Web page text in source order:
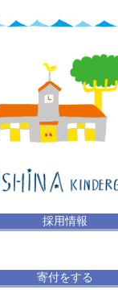
採用情報
寄付をする